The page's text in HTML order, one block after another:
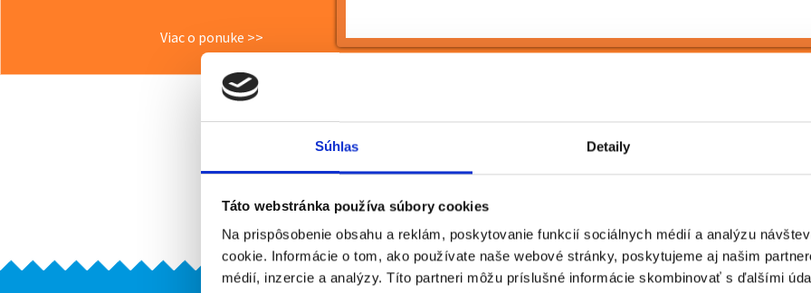
Súhlas Detaily
Táto webstránka používa súbory cookies
Na prispôsobenie obsahu a reklám, poskytovanie funkcií sociálnych médií a analýzu
cookie. Informácie o tom, ako používate naše webové stránky, poskytujeme aj našim
médií, inzercie a analýzy. Títo partneri môžu príslušné informácie skombinovať s ďalšími
Viac o ponuke >>